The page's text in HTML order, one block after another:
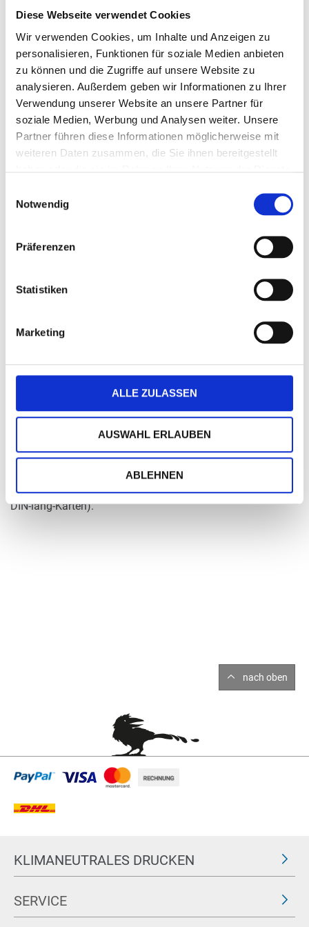
Diese Webseite verwendet Cookies
Wir verwenden Cookies, um Inhalte und Anzeigen zu
personalisieren, Funktionen für soziale Medien anbieten
zu können und die Zugriffe auf unsere Website zu
analysieren. Außerdem geben wir Informationen zu Ihrer
Verwendung unserer Website an unsere Partner für
soziale Medien, Werbung und Analysen weiter. Unsere
Partner führen diese Informationen möglicherweise mit
weiteren Daten zusammen, die Sie ihnen bereitgestellt
Notwendig
Präferenzen
Statistiken
Marketing
ALLE ZULASSEN
AUSWAHL ERLAUBEN
ABLEHNEN
Menge eingeben
0,64 €
(inkl. MwSt.|zzgl. MwSt.)
IN DEN WARENKORB
Edles Folien-Prägebriefpapier mit Ihrem persönlichen
Text- handschriftlich oder am Computer gestaltet - ein
festlicher Gruß an Ihre Freunde und Geschäftspartner.
Die Briefbögen werden aus hochwertigem, chlorfrei
nur farblich darstellen. Wollen Sie dieses Motiv im Original
kostenloses Muster an.
Passende Kuverts im DIN-lang-Format - auch mit Gold- oder
Silberaufdruck - finden Sie in unserer Rubrik "Briefpapier,
Kuverts & mehr" (Kuverts - Weihnachten für Briefpapier und
DIN-lang-Karten).
nach oben
KLIMANEUTRALES DRUCKEN
SERVICE